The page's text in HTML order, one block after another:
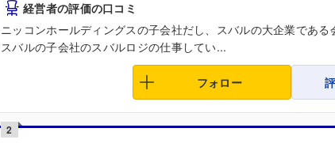
経営者の評価の口コミ
ニッコンホールディングスの子会社だし、スバルの大企業である
スバルの子会社のスバルロジの仕事してい...
フォロー
2